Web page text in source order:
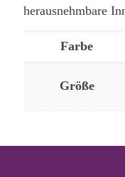
herausnehmbare
Farbe
Größe